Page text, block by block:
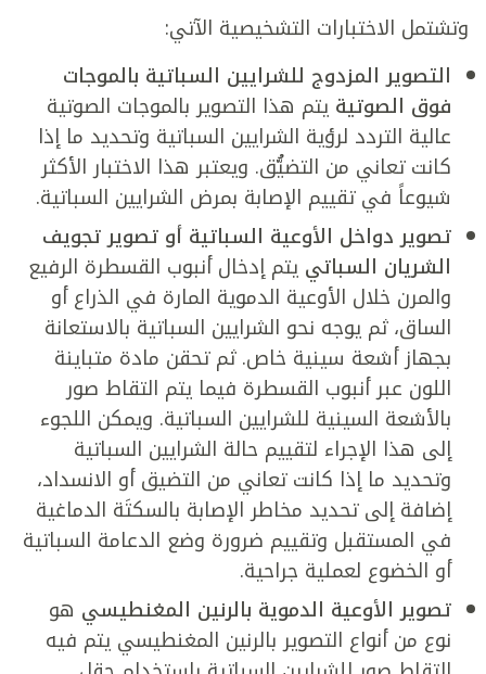
وتشتمل الاختبارات التشخيصية الآتي:
التصوير المزدوج للشرايين السباتية بالموجات
فوق الصوتية يتم هذا التصوير بالموجات الصوتية
عالية التردد لرؤية الشرايين السباتية وتحديد ما إذا
كانت تعاني من التضيُّق. ويعتبر هذا الاختبار الأكثر
شيوعاً في تقييم الإصابة بمرض الشرايين السباتية.
تصوير دواخل الأوعية السباتية أو تصوير تجويف
الشريان السباتي يتم إدخال أنبوب القسطرة الرفيع
والمرن خلال الأوعية الدموية المارة في الذراع أو
الساق، ثم يوجه نحو الشرايين السباتية بالاستعانة
بجهاز أشعة سينية خاص. ثم تحقن مادة متباينة
اللون عبر أنبوب القسطرة فيما يتم التقاط صور
بالأشعة السينية للشرايين السباتية. ويمكن اللجوء
إلى هذا الإجراء لتقييم حالة الشرايين السباتية
وتحديد ما إذا كانت تعاني من التضيق أو الانسداد،
إضافة إلى تحديد مخاطر الإصابة بالسكتَة الدماغية
في المستقبل وتقييم ضرورة وضع الدعامة السباتية
أو الخضوع لعملية جراحية.
تصوير الأوعية الدموية بالرنين المغنطيسي هو
نوع من أنواع التصوير بالرنين المغنطيسي يتم فيه